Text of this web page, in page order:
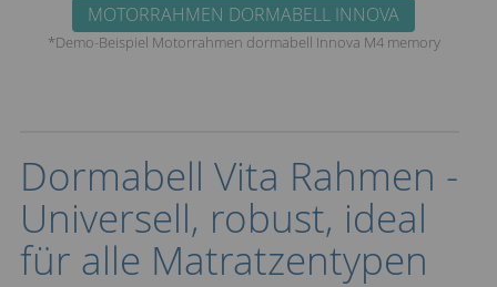
MOTORRAHMEN DORMABELL INNOVA
*Demo-Beispiel Motorrahmen dormabell Innova M4 memory
Dormabell Vita Rahmen -
Universell, robust, ideal
für alle Matratzentypen